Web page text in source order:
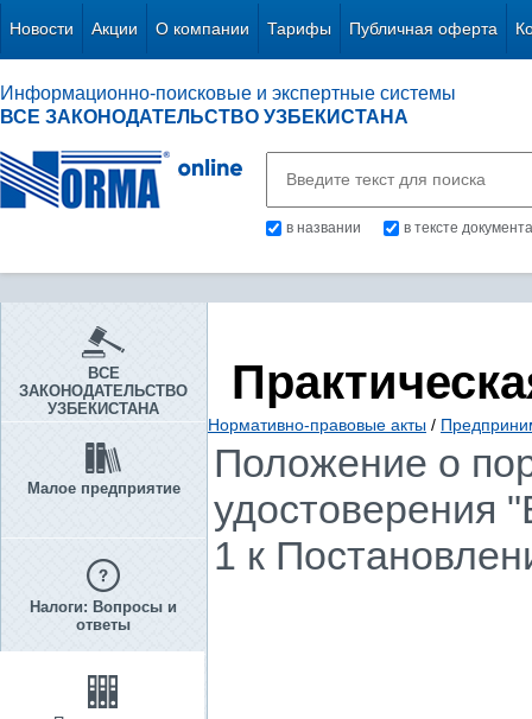
Новости Акции О компании Тарифы Публичная оферта
Информационно-поисковые и экспертные системы
ВСЕ ЗАКОНОДАТЕЛЬСТВО УЗБЕКИСТАНА
в названии в тексте документа
ВСЕ
ЗАКОНОДАТЕЛЬСТВО
УЗБЕКИСТАНА
Малое предприятие
Налоги: Вопросы и
ответы
Нормативно-правовые акты /
Положение о
удостоверения
1 к